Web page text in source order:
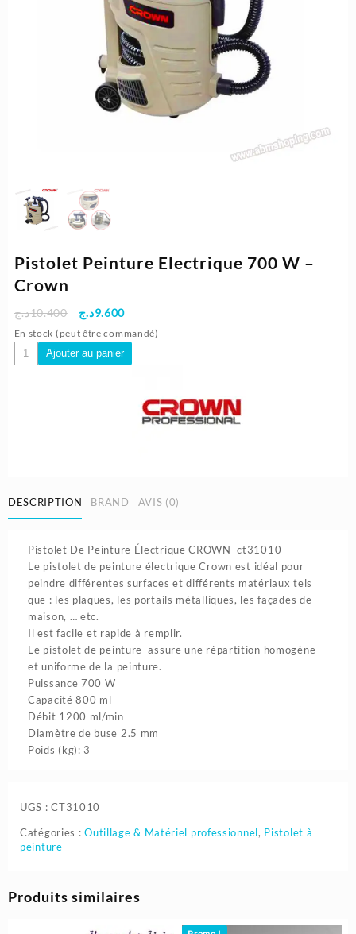
Pistolet Peinture Electrique 700 W –
Crown
10.400د.ج
Le
prix
initial
était :
9.600د.ج
Le
actuel
est :
En stock (peut être commandé)
quantité
de
Ajouter au panier
DESCRIPTION BRAND AVIS (0)
Pistolet De Peinture Électrique CROWN ct31010
Le pistolet de peinture électrique Crown est idéal pour
peindre différentes surfaces et différents matériaux tels
que : les plaques, les portails métalliques, les façades de
maison, … etc.
Il est facile et rapide à remplir.
Le pistolet de peinture assure une répartition homogène
et uniforme de la peinture.
Puissance 700 W
Capacité 800 ml
Débit 1200 ml/min
Diamètre de buse 2.5 mm
Poids (kg): 3
UGS :CT31010
Catégories :Outillage & Matériel professionnel, Pistolet à
peinture
Produits similaires